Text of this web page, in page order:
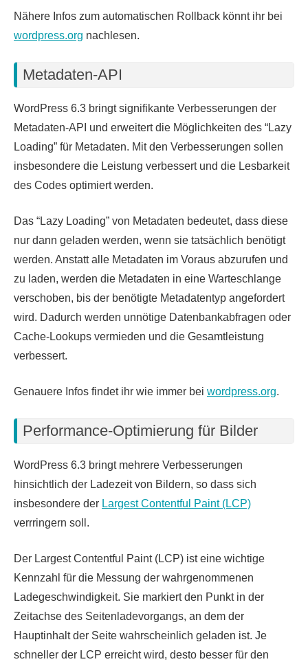
Nähere Infos zum automatischen Rollback könnt ihr bei
wordpress.org nachlesen.
Metadaten-API
WordPress 6.3 bringt signifikante Verbesserungen der
Metadaten-API und erweitert die Möglichkeiten des “Lazy
Loading” für Metadaten. Mit den Verbesserungen sollen
insbesondere die Leistung verbessert und die Lesbarkeit
des Codes optimiert werden.
Das “Lazy Loading” von Metadaten bedeutet, dass diese
nur dann geladen werden, wenn sie tatsächlich benötigt
werden. Anstatt alle Metadaten im Voraus abzurufen und
zu laden, werden die Metadaten in eine Warteschlange
verschoben, bis der benötigte Metadatentyp angefordert
wird. Dadurch werden unnötige Datenbankabfragen oder
Cache-Lookups vermieden und die Gesamtleistung
verbessert.
Genauere Infos findet ihr wie immer bei wordpress.org.
Performance-Optimierung für Bilder
WordPress 6.3 bringt mehrere Verbesserungen
hinsichtlich der Ladezeit von Bildern, so dass sich
insbesondere der Largest Contentful Paint (LCP)
verrringern soll.
Der Largest Contentful Paint (LCP) ist eine wichtige
Kennzahl für die Messung der wahrgenommenen
Ladegeschwindigkeit. Sie markiert den Punkt in der
Zeitachse des Seitenladevorgangs, an dem der
Hauptinhalt der Seite wahrscheinlich geladen ist. Je
schneller der LCP erreicht wird, desto besser für den